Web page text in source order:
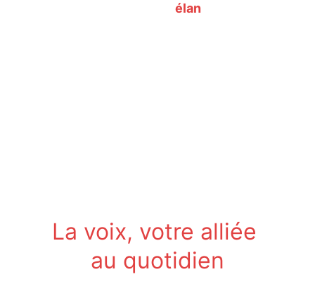
Donnez un nouvel élan
La voix, votre alliée
au quotidien